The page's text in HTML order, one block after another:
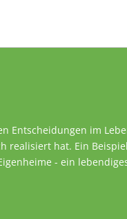
Entscheidungen im
realisiert hat. Ein
- ein